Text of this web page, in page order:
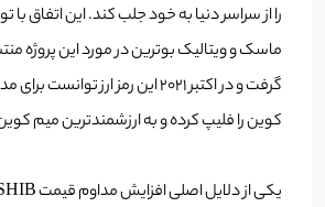
را از سراسر دنیا به خود جلب کند. این اتفاق با
ماسک و ویتالیک بوترین در مورد این پروژه
گرفت و در اکتبر 2021 این رمز ارز
کوین را فلیپ کرده و به ارزشمندترین میم